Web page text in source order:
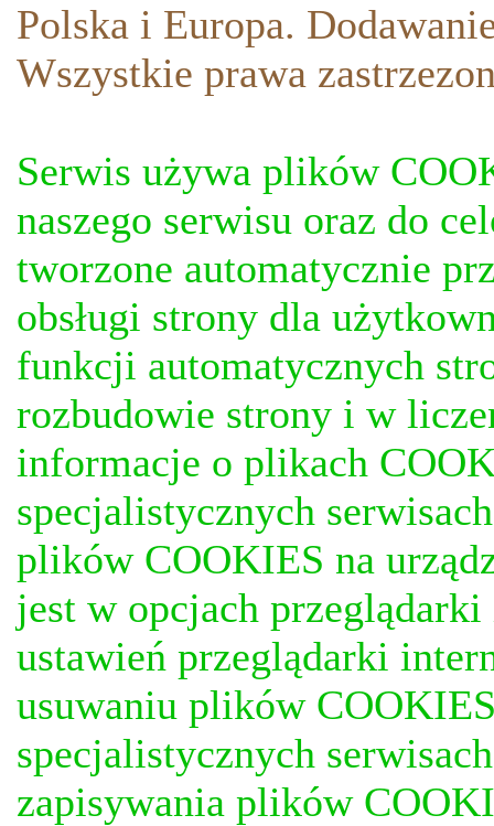
Polska i Europa.
Wszystkie prawa
Serwis używa plików
naszego serwisu oraz do
tworzone automatycznie
obsługi strony dla
funkcji automatycznych
rozbudowie strony i w
informacje o plikach
specjalistycznych
plików COOKIES na
jest w opcjach
ustawień przeglądarki
usuwaniu plików
specjalistycznych
zapisywania plików